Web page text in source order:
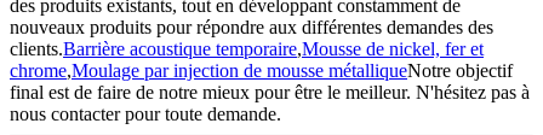
des produits existants, tout en développant constamment de
nouveaux produits pour répondre aux différentes demandes des
clients.Barrière acoustique temporaire,Mousse de nickel, fer et
chrome,Moulage par injection de mousse métalliqueNotre objectif
final est de faire de notre mieux pour être le meilleur. N'hésitez pas à
nous contacter pour toute demande.